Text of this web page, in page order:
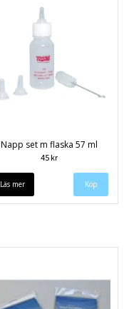
Napp set m flaska 57 ml
45 kr
Läs mer